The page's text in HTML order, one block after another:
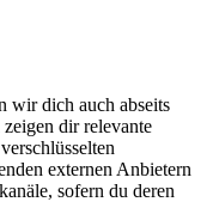
dich auch abseits
dir relevante
externen Anbietern
sofern du deren